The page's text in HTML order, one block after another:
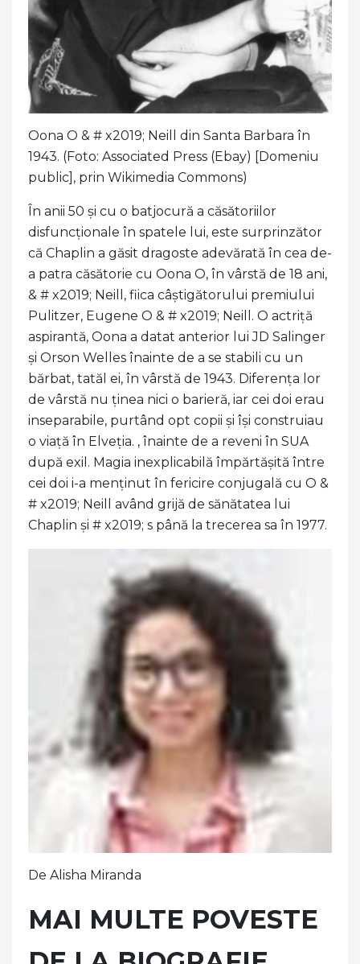
Oona O & # x2019; Neill din Santa Barbara în
1943. (Foto: Associated Press (Ebay) [Domeniu
public], prin Wikimedia Commons)
În anii 50 și cu o batjocură a căsătoriilor
disfuncționale în spatele lui, este surprinzător
că Chaplin a găsit dragoste adevărată în cea de-
a patra căsătorie cu Oona O, în vârstă de 18 ani,
& # x2019; Neill, fiica câștigătorului premiului
Pulitzer, Eugene O & # x2019; Neill. O actriță
aspirantă, Oona a datat anterior lui JD Salinger
și Orson Welles înainte de a se stabili cu un
bărbat, tatăl ei, în vârstă de 1943. Diferența lor
de vârstă nu ținea nici o barieră, iar cei doi erau
inseparabile, purtând opt copii și își construiau
o viață în Elveția. , înainte de a reveni în SUA
după exil. Magia inexplicabilă împărtășită între
cei doi i-a menținut în fericire conjugală cu O &
# x2019; Neill având grijă de sănătatea lui
Chaplin și # x2019; s până la trecerea sa în 1977.
De Alisha Miranda
MAI MULTE POVESTE